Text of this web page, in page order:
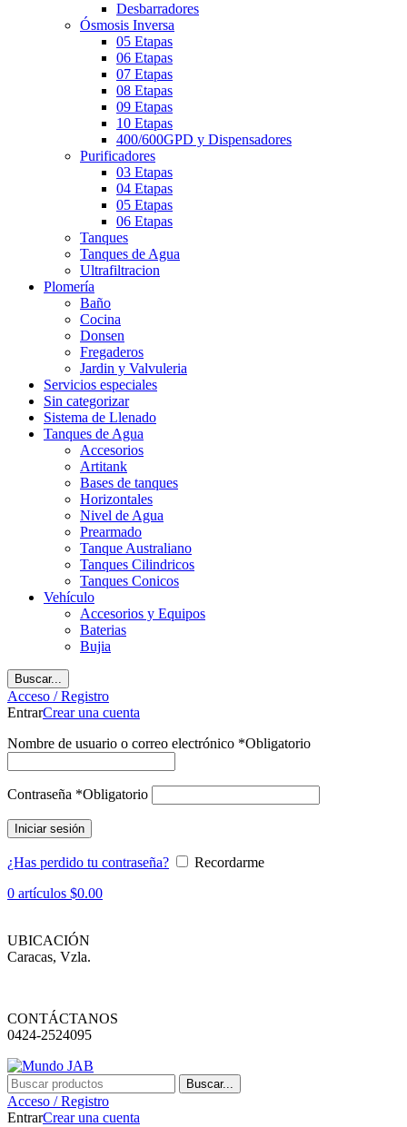
Desbarradores
Ósmosis Inversa
05 Etapas
06 Etapas
07 Etapas
08 Etapas
09 Etapas
10 Etapas
400/600GPD y Dispensadores
Purificadores
03 Etapas
04 Etapas
05 Etapas
06 Etapas
Tanques
Tanques de Agua
Ultrafiltracion
Plomería
Baño
Cocina
Donsen
Fregaderos
Jardin y Valvuleria
Servicios especiales
Sin categorizar
Sistema de Llenado
Tanques de Agua
Accesorios
Artitank
Bases de tanques
Horizontales
Nivel de Agua
Prearmado
Tanque Australiano
Tanques Cilindricos
Tanques Conicos
Vehículo
Accesorios y Equipos
Baterias
Bujia
Buscar...
Acceso / Registro
EntrarCrear una cuenta
Nombre de usuario o correo electrónico *Obligatorio
Contraseña *Obligatorio
Iniciar sesión
¿Has perdido tu contraseña?
Recordarme
0 artículos $0.00
UBICACIÓN
Caracas, Vzla.
CONTÁCTANOS
0424-2524095
Buscar...
Acceso / Registro
EntrarCrear una cuenta